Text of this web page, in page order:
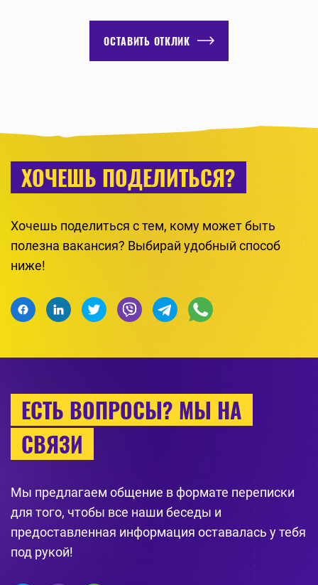
ОСТАВИТЬ ОТКЛИК
XОЧЕШЬ ПОДЕЛИТЬСЯ?
Хочешь поделиться с тем, кому может быть
полезна вакансия? Выбирай удобный способ
ниже!
ЕСТЬ ВОПРОСЫ? МЫ НА
СВЯЗИ
Мы предлагаем общение в формате переписки
для того, чтобы все наши беседы и
предоставленная информация оставалась у тебя
под рукой!